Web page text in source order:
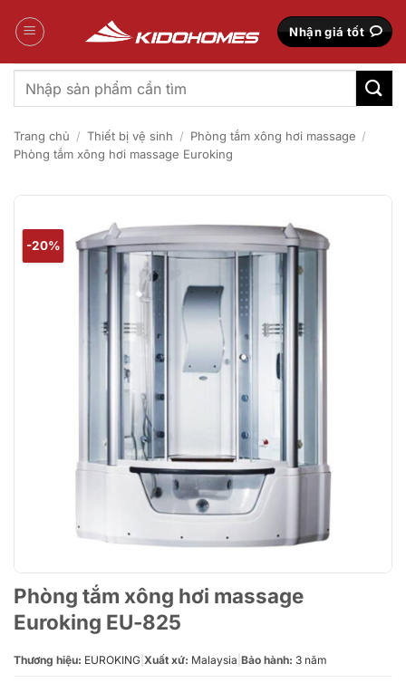
qua
Nhận giá tốt
Tìm
kiếm:
Trang chủ / Thiết bị vệ sinh / Phòng tắm xông hơi massage /
Phòng tắm xông hơi massage Euroking
-20%
Phòng tắm xông hơi massage
Euroking EU-825
Thương hiệu: EUROKING Xuất xứ: Malaysia Bảo hành: 3 năm